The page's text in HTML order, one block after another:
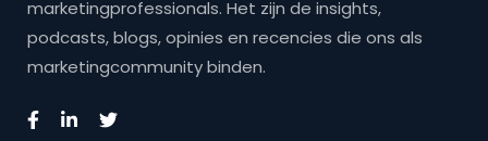
marketingprofessionals. Het zijn de insights,
podcasts, blogs, opinies en recencies die ons als
marketingcommunity binden.